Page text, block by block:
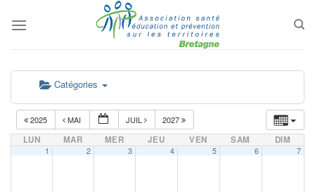
au
Catégories
2025 MAI JUIL 2027
LUN MAR MER JEU VEN SAM DIM
1 2 3 4 5 6 7